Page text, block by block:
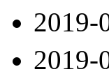
2019-
2019-